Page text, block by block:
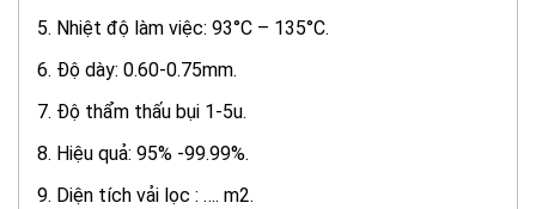
5. Nhiệt độ làm việc: 93°C – 135°C.
6. Độ dày: 0.60-0.75mm.
7. Độ thẩm thấu bụi 1-5u.
8. Hiệu quả: 95% -99.99%.
9. Diện tích vải lọc : …. m2.